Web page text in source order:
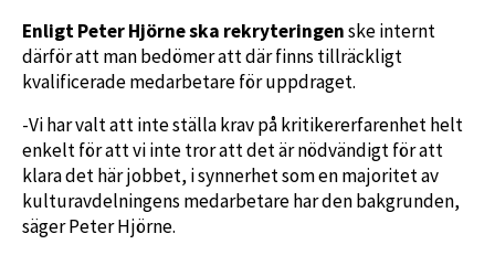
Enligt Peter Hjörne ska rekryteringenske internt
därför att man bedömer att där finns tillräckligt
kvalificerade medarbetare för uppdraget.
-Vi har valt att inte ställa krav på kritikererfarenhet helt
enkelt för att vi inte tror att det är nödvändigt för att
klara det här jobbet, i synnerhet som en majoritet av
kulturavdelningens medarbetare har den bakgrunden,
säger Peter Hjörne.